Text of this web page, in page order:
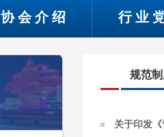
协会介绍 行业
规范
关于印发